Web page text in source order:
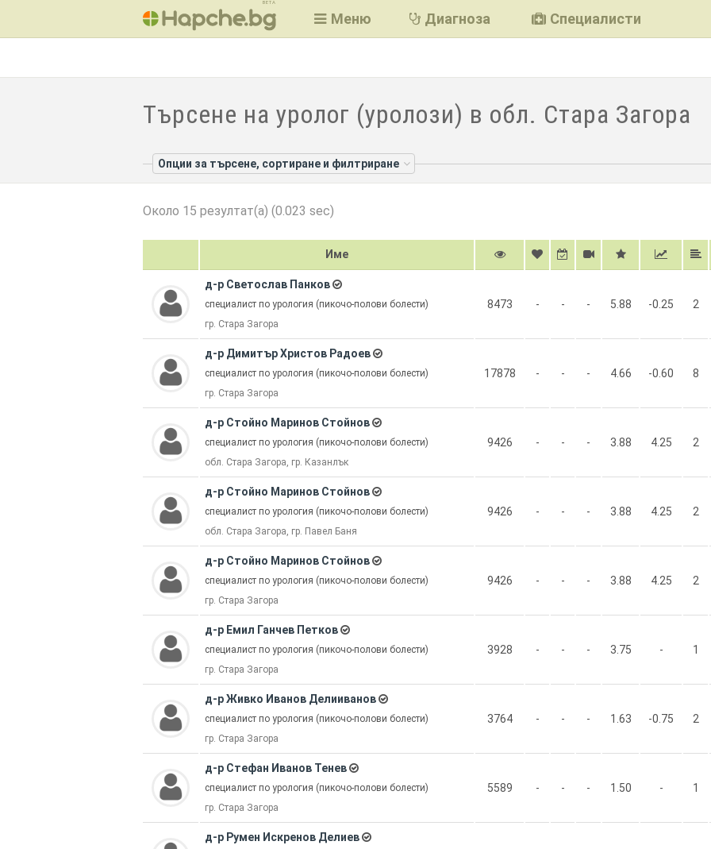
BETA
Меню Диагноза Специалисти
Търсене на уролог (уролози) в обл. Стара Загора
Опции за търсене, сортиране и филтриране
Около 15 резултат(а) (0.023 sec)
Име
д-р Светослав Панков
специалист по урология (пикочо-полови болести)
гр. Стара Загора
8473 - - - 5.88 -0.25 2
д-р Димитър Христов Радоев
специалист по урология (пикочо-полови болести)
гр. Стара Загора
17878 - - - 4.66 -0.60 8
д-р Стойно Маринов Стойнов
специалист по урология (пикочо-полови болести)
обл. Стара Загора, гр. Казанлък
9426 - - - 3.88 4.25 2
д-р Стойно Маринов Стойнов
специалист по урология (пикочо-полови болести)
обл. Стара Загора, гр. Павел Баня
9426 - - - 3.88 4.25 2
д-р Стойно Маринов Стойнов
специалист по урология (пикочо-полови болести)
гр. Стара Загора
9426 - - - 3.88 4.25 2
д-р Емил Ганчев Петков
специалист по урология (пикочо-полови болести)
гр. Стара Загора
3928 - - - 3.75 - 1
д-р Живко Иванов Делииванов
специалист по урология (пикочо-полови болести)
гр. Стара Загора
3764 - - - 1.63 -0.75 2
д-р Стефан Иванов Тенев
специалист по урология (пикочо-полови болести)
гр. Стара Загора
5589 - - - 1.50 - 1
д-р Румен Искренов Делиев